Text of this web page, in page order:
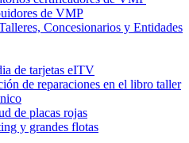
de VMP
Concesionarios y Entidades
de tarjetas eITV
de reparaciones en el libro taller
de placas rojas
y grandes flotas